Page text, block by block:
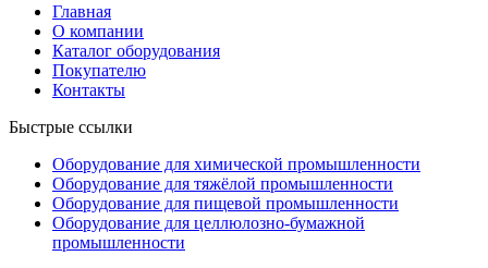
Главная
О компании
Каталог оборудования
Покупателю
Контакты
Быстрые ссылки
Оборудование для химической промышленности
Оборудование для тяжёлой промышленности
Оборудование для пищевой промышленности
Оборудование для целлюлозно-бумажной
промышленности